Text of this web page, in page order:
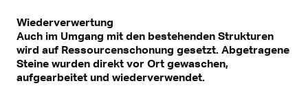
Wiederverwertung
Auch im Umgang mit den bestehenden Strukturen
wird auf Ressourcenschonung gesetzt. Abgetragene
Steine wurden direkt vor Ort gewaschen,
aufgearbeitet und wiederverwendet.